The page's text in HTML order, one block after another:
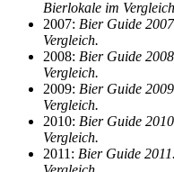
Bierlokale im
2007: Bier Guide
Vergleich.
2008: Bier Guide
Vergleich.
2009: Bier Guide
Vergleich.
2010: Bier Guide
Vergleich.
2011: Bier Guide